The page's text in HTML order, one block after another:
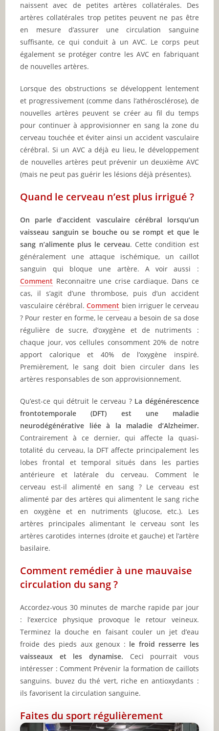
naissent avec de petites artères collatérales. Des
artères collatérales trop petites peuvent ne pas être
en mesure d’assurer une circulation sanguine
suffisante, ce qui conduit à un AVC. Le corps peut
également se protéger contre les AVC en fabriquant
de nouvelles artères.
Lorsque des obstructions se développent lentement
et progressivement (comme dans l’athérosclérose), de
nouvelles artères peuvent se créer au fil du temps
pour continuer à approvisionner en sang la zone du
cerveau touchée et éviter ainsi un accident vasculaire
cérébral. Si un AVC a déjà eu lieu, le développement
de nouvelles artères peut prévenir un deuxième AVC
(mais ne peut pas guérir les lésions déjà présentes).
Quand le cerveau n’est plus irrigué ?
On parle d’accident vasculaire cérébral lorsqu’un
vaisseau sanguin se bouche ou se rompt et que le
sang n’alimente plus le cerveau. Cette condition est
généralement une attaque ischémique, un caillot
sanguin qui bloque une artère. A voir aussi :
Comment Reconnaitre une crise cardiaque. Dans ce
cas, il s’agit d’une thrombose, puis d’un accident
vasculaire cérébral.Comment bien irriguer le cerveau
? Pour rester en forme, le cerveau a besoin de sa dose
régulière de sucre, d’oxygène et de nutriments :
chaque jour, vos cellules consomment 20% de notre
apport calorique et 40% de l’oxygène inspiré.
Premièrement, le sang doit bien circuler dans les
artères responsables de son approvisionnement.
Qu’est-ce qui détruit le cerveau ? La dégénérescence
frontotemporale (DFT) est une maladie
neurodégénérative liée à la maladie d’Alzheimer.
Contrairement à ce dernier, qui affecte la quasi-
totalité du cerveau, la DFT affecte principalement les
lobes frontal et temporal situés dans les parties
antérieure et latérale du cerveau. Comment le
cerveau est-il alimenté en sang ? Le cerveau est
alimenté par des artères qui alimentent le sang riche
en oxygène et en nutriments (glucose, etc.). Les
artères principales alimentant le cerveau sont les
artères carotides internes (droite et gauche) et l’artère
basilaire.
Comment remédier à une mauvaise
circulation du sang ?
Accordez-vous 30 minutes de marche rapide par jour
: l’exercice physique provoque le retour veineux.
Terminez la douche en faisant couler un jet d’eau
froide des pieds aux genoux : le froid resserre les
vaisseaux et les dynamise. Ceci pourrait vous
intéresser : Comment Prévenir la formation de caillots
sanguins. buvez du thé vert, riche en antioxydants :
ils favorisent la circulation sanguine.
Faites du sport régulièrement